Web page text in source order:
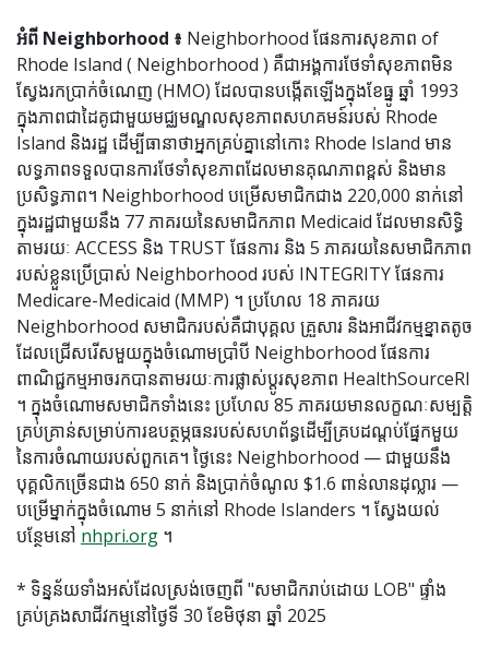
អំពី Neighborhood ៖ Neighborhood ផែនការសុខភាព of
Rhode Island ( Neighborhood ) គឺជាអង្គការថែទាំសុខភាពមិន
ស្វែងរកប្រាក់ចំណេញ (HMO) ដែលបានបង្កើតឡើងក្នុងខែធ្នូ ឆ្នាំ 1993
ក្នុងភាពជាដៃគូជាមួយមជ្ឈមណ្ឌលសុខភាពសហគមន៍របស់ Rhode
Island និងរដ្ឋ ដើម្បីធានាថាអ្នកគ្រប់គ្នានៅកោះ Rhode Island មាន
លទ្ធភាពទទួលបានការថែទាំសុខភាពដែលមានគុណភាពខ្ពស់ និងមាន
ប្រសិទ្ធភាព។ Neighborhood បម្រើសមាជិកជាង 220,000 នាក់នៅ
ក្នុងរដ្ឋជាមួយនឹង 77 ភាគរយនៃសមាជិកភាព Medicaid ដែលមានសិទ្ធិ
តាមរយៈ ACCESS និង TRUST ផែនការ និង 5 ភាគរយនៃសមាជិកភាព
របស់ខ្លួនប្រើប្រាស់ Neighborhood របស់ INTEGRITY ផែនការ
Medicare-Medicaid (MMP) ។ ប្រហែល 18 ភាគរយ
Neighborhood សមាជិករបស់គឺជាបុគ្គល គ្រួសារ និងអាជីវកម្មខ្នាតតូច
ដែលជ្រើសរើសមួយក្នុងចំណោមប្រាំបី Neighborhood ផែនការ
ពាណិជ្ជកម្មអាចរកបានតាមរយៈការផ្លាស់ប្តូរសុខភាព HealthSourceRI
។ ក្នុងចំណោមសមាជិកទាំងនេះ ប្រហែល 85 ភាគរយមានលក្ខណៈសម្បត្តិ
គ្រប់គ្រាន់សម្រាប់ការឧបត្ថម្ភធនរបស់សហព័ន្ធដើម្បីគ្របដណ្តប់ផ្នែកមួយ
នៃការចំណាយរបស់ពួកគេ។ ថ្ងៃនេះ Neighborhood — ជាមួយនឹង
បុគ្គលិកច្រើនជាង 650 នាក់ និងប្រាក់ចំណូល $1.6 ពាន់លានដុល្លារ —
បម្រើម្នាក់ក្នុងចំណោម 5 នាក់នៅ Rhode Islanders ។ ស្វែងយល់
បន្ថែមនៅ nhpri.org ។
* ទិន្នន័យទាំងអស់ដែលស្រង់ចេញពី "សមាជិករាប់ដោយ LOB" ផ្ទាំង
គ្រប់គ្រងសាជីវកម្មនៅថ្ងៃទី 30 ខែមិថុនា ឆ្នាំ 2025